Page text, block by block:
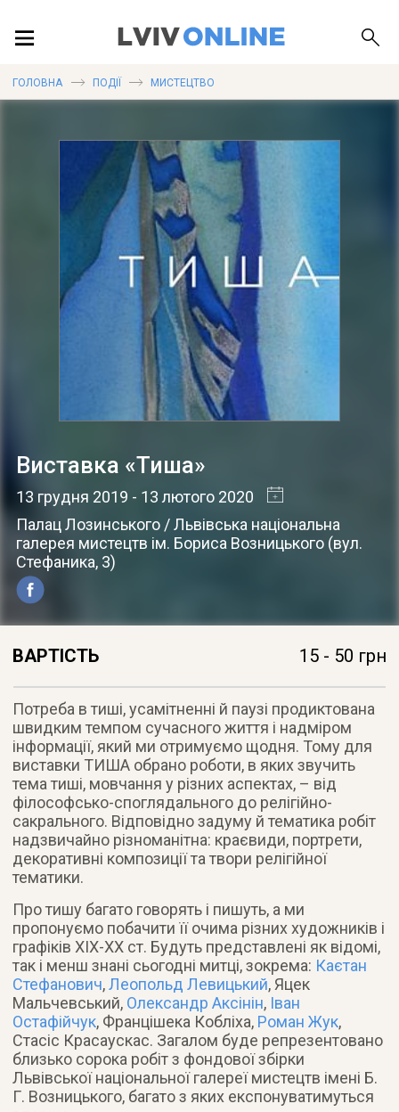
ПУБЛІКАЦІЇ
ГОЛОВНА ПОДІЇ МИСТЕЦТВО
Виставка «Тиша»
13 грудня 2019 - 13 лютого 2020
Палац Лозинського / Львівська національна
галерея мистецтв ім. Бориса Возницького (вул.
Стефаника, 3)
ВАРТІСТЬ 15 - 50 грн
Потреба в тиші, усамітненні й паузі продиктована
швидким темпом сучасного життя і надміром
інформації, який ми отримуємо щодня. Тому для
виставки ТИША обрано роботи, в яких звучить
тема тиші, мовчання у різних аспектах, – від
філософсько-споглядального до релігійно-
сакрального. Відповідно задуму й тематика робіт
надзвичайно різноманітна: краєвиди, портрети,
декоративні композиції та твори релігійної
тематики.
Про тишу багато говорять і пишуть, а ми
пропонуємо побачити її очима різних художників і
графіків XIX-XX ст. Будуть представлені як відомі,
так і менш знані сьогодні митці, зокрема: Каєтан
Стефанович,Леопольд Левицький, Яцек
Мальчевський, Олександр Аксінін, Іван
Остафійчук, Францішека Кобліха, Роман Жук,
Стасіс Красаускас. Загалом буде репрезентовано
близько сорока робіт з фондової збірки
Львівської національної галереї мистецтв імені Б.
Г. Возницького, багато з яких експонуватимуться